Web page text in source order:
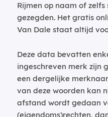
Rijmen op naam of
gezegden. Het gratis
Van Dale staat altijd
Deze data bevatten
ingeschreven merk zijn
een dergelijke
van deze woorden kan
afstand wordt gedaan
(eigendoms)rechten,